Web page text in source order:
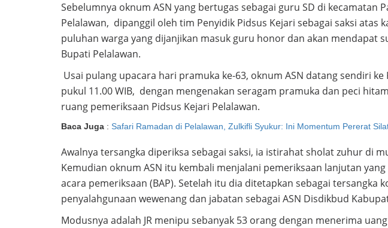
Sebelumnya oknum ASN yang bertugas sebagai guru SD di kecamatan
Pelalawan, dipanggil oleh tim Penyidik Pidsus Kejari sebagai saksi atas
puluhan warga yang dijanjikan masuk guru honor dan akan mendapat
Bupati Pelalawan.
Usai pulang upacara hari pramuka ke-63, oknum ASN datang sendiri ke
pukul 11.00 WIB, dengan mengenakan seragam pramuka dan peci
ruang pemeriksaan Pidsus Kejari Pelalawan.
Baca Juga : Safari Ramadan di Pelalawan, Zulkifli Syukur: Ini Momentum Pererat
Awalnya tersangka diperiksa sebagai saksi, ia istirahat sholat zuhur di
Kemudian oknum ASN itu kembali menjalani pemeriksaan lanjutan
acara pemeriksaan (BAP). Setelah itu dia ditetapkan sebagai tersangka
penyalahgunaan wewenang dan jabatan sebagai ASN Disdikbud
Modusnya adalah JR menipu sebanyak 53 orang dengan menerima